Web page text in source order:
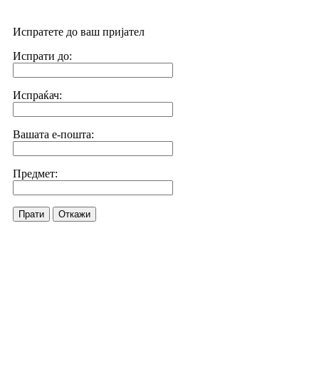
Испратете до ваш пријател
Испрати до:
Испраќач:
Вашата е-пошта:
Предмет:
Прати Откажи